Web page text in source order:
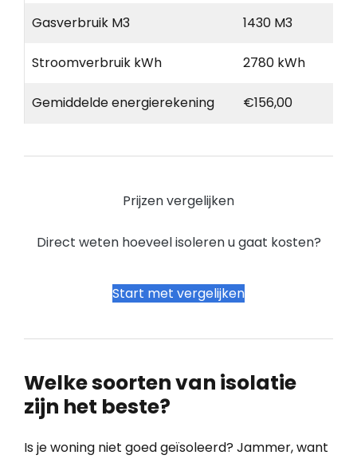
Gasverbruik M3 1430 M3
Stroomverbruik kWh 2780 kWh
Gemiddelde energierekening €156,00
Prijzen vergelijken
Direct weten hoeveel isoleren u gaat kosten?
Start met vergelijken
Welke soorten van isolatie
zijn het beste?
Is je woning niet goed geïsoleerd? Jammer, want